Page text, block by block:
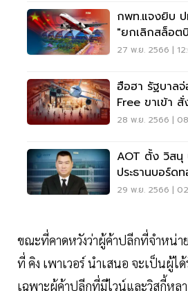
กพท.แจงยิบ
"ยกเลิกสล็อต
เที่ยวบิน
27 พ.ย. 2566 |
ฮือฮา รัฐบาล
Free ขาเข้า
28 พ.ย. 2566 |
AOT ตั้ง วิสนุ
ประธานบอร์ด
29 พ.ย. 2566 |
ขณะที่คาดหวังว่าผู้ค้าปลีกที่จำหน่
ที่ คิง เพาเวอร์ นำเสนอ จะเป็นผู้ไ
เฉพาะผู้ค้าปลีกที่มีไวน์และวิสกี้หล